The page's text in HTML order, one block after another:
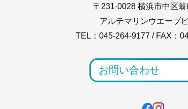
〒231-0028 横浜市中区翁
アルテマリンウエーブ
TEL： 045-264-9177 / FAX：
お問い合わせ